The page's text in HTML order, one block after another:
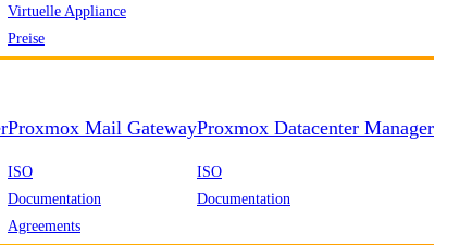
Virtuelle Appliance
Preise
Proxmox Mail Gateway
ISO
Documentation
Agreements
Proxmox Datacenter Manager
ISO
Documentation